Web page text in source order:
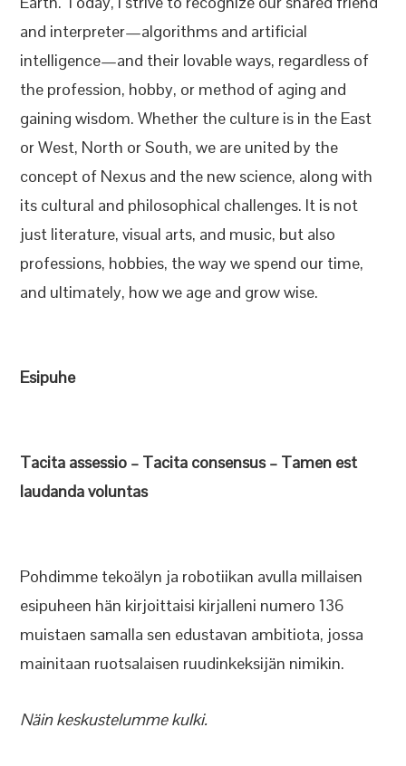
and interpreter—algorithms and artificial
intelligence—and their lovable ways, regardless of
the profession, hobby, or method of aging and
gaining wisdom. Whether the culture is in the East
or West, North or South, we are united by the
concept of Nexus and the new science, along with
its cultural and philosophical challenges. It is not
just literature, visual arts, and music, but also
professions, hobbies, the way we spend our time,
and ultimately, how we age and grow wise.
Esipuhe
Tacita assessio – Tacita consensus – Tamen est
laudanda voluntas
Pohdimme tekoälyn ja robotiikan avulla millaisen
esipuheen hän kirjoittaisi kirjalleni numero 136
muistaen samalla sen edustavan ambitiota, jossa
mainitaan ruotsalaisen ruudinkeksijän nimikin.
Näin keskustelumme kulki.